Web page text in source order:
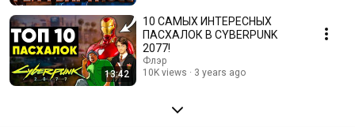
13:42
10 САМЫХ ИНТЕРЕСНЫХ
ПАСХАЛОК В CYBERPUNK
2077!
Флэр
10K views
3 years ago